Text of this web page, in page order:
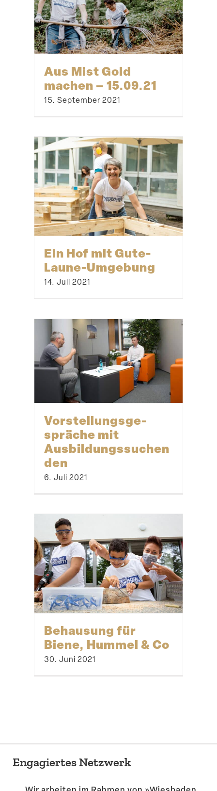
Aus Mist Gold
machen – 15.09.21
15. September 2021
Ein Hof mit Gute-
Laune-Umgebung
14. Juli 2021
Vorstel­lungs­ge­
spräche mit
Ausbildungssuchen
den
6. Juli 2021
Behausung für
Biene, Hummel & Co
30. Juni 2021
Engagiertes Netzwerk